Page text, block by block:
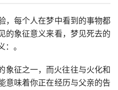
，每个人在梦中看到的事物都
的象征意义来看，梦见死去的
。
象征之一，而火往往与火化和
意味着你正在经历与父亲的告